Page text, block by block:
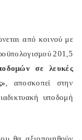
από κοινού με
201,5
σε λευκές
, αποσκοπεί στην
υποδομή